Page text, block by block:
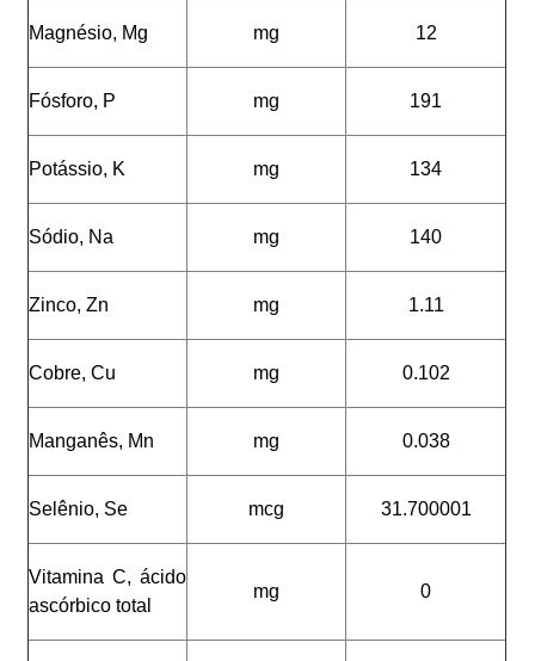
Magnésio, Mg mg 12
Fósforo, P mg 191
Potássio, K mg 134
Sódio, Na mg 140
Zinco, Zn mg 1.11
Cobre, Cu mg 0.102
Manganês, Mn mg 0.038
Selênio, Se mcg 31.700001
Vitamina C, ácido
ascórbico total
mg 0